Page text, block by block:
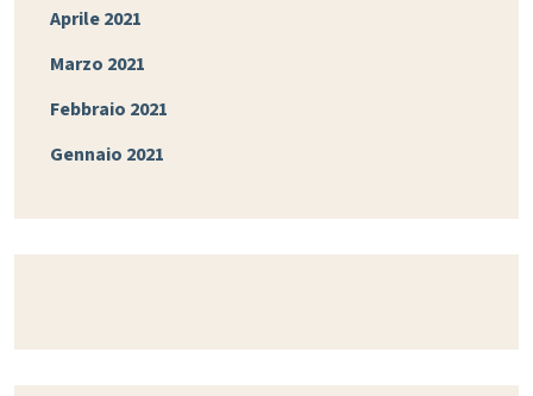
Aprile 2021
Marzo 2021
Febbraio 2021
Gennaio 2021